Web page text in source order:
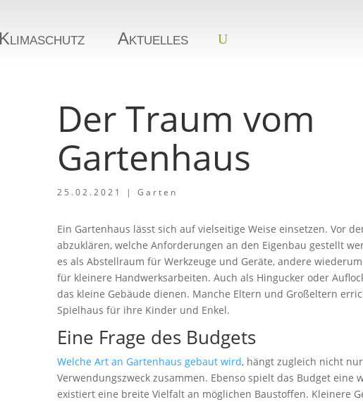
Klimaschutz Aktuelles
Der Traum vom
Gartenhaus
25.02.2021 |Garten
Ein Gartenhaus lässt sich auf vielseitige Weise einsetzen. Vor
abzuklären, welche Anforderungen an den Eigenbau gestellt
es als Abstellraum für Werkzeuge und Geräte, andere
für kleinere Handwerksarbeiten. Auch als Hingucker oder
das kleine Gebäude dienen. Manche Eltern und Großeltern
Spielhaus für ihre Kinder und Enkel.
Eine Frage des Budgets
Welche Art an Gartenhaus gebaut wird, hängt zugleich nicht
Verwendungszweck zusammen. Ebenso spielt das Budget eine
existiert eine breite Vielfalt an möglichen Baustoffen. Kleinere